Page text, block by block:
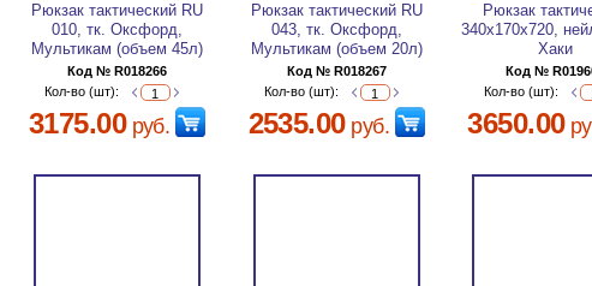
Рюкзак тактический RU
010, тк. Оксфорд,
Мультикам (объем 45л)
Код № R018266
Кол-во (шт):
3175.00руб.
Рюкзак тактический RU
043, тк. Оксфорд,
Мультикам (объем 20л)
Код № R018267
Кол-во (шт):
2535.00руб.
Рюкзак
340х170х720,
Хаки
Код №
Кол-во (шт):
3650.00